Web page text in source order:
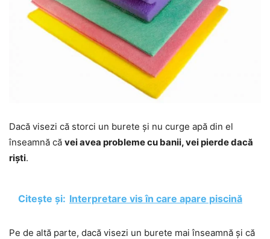
Dacă visezi că storci un burete și nu curge apă din el
înseamnă că vei avea probleme cu banii, vei pierde dacă
riști.
Citește și: Interpretare vis în care apare piscină
Pe de altă parte, dacă visezi un burete mai înseamnă și că